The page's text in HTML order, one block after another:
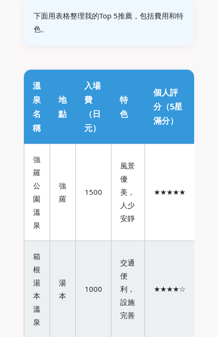
下面用表格整理我的Top 5推薦，包括費用和特
色。
溫
泉
名
稱
地
點
入場
費
（日
元）
特
色
個人評
分（5星
滿分）
強
羅
公
園
溫
泉
強
羅
1500
風景
優
美，
人少
安靜
★★★★★
箱
根
湯
本
溫
泉
湯
本
1000
交通
便
利，
設施
完善
★★★★☆